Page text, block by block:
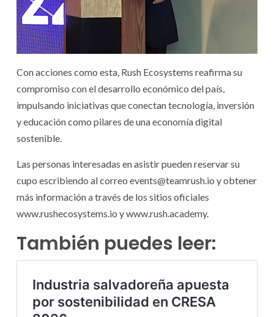
Con acciones como esta, Rush Ecosystems reafirma su
compromiso con el desarrollo económico del país,
impulsando iniciativas que conectan tecnología, inversión
y educación como pilares de una economía digital
sostenible.
Las personas interesadas en asistir pueden reservar su
cupo escribiendo al correo events@teamrush.io y obtener
más información a través de los sitios oficiales
www.rushecosystems.io y www.rush.academy.
También puedes leer: